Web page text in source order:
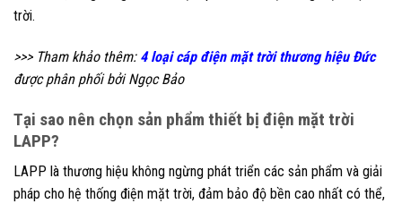
trời.
>>> Tham khảo thêm: 4 loại cáp điện mặt trời thương hiệu Đức
được phân phối bởi Ngọc Bảo
Tại sao nên chọn sản phẩm thiết bị điện mặt trời
LAPP?
LAPP là thương hiệu không ngừng phát triển các sản phẩm và giải
pháp cho hệ thống điện mặt trời, đảm bảo độ bền cao nhất có thể,